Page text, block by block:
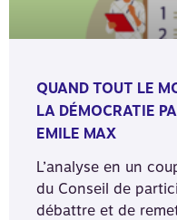
QUAND TOUT LE
LA DÉMOCRATIE
EMILE MAX
L’analyse en un
du Conseil de
débattre et de